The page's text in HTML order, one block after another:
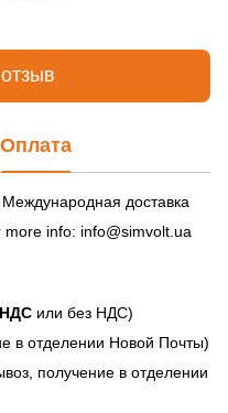
Оплата
доставка
info: info@simvolt.ua
или без НДС)
в отделении Новой Почты)
получение в отделении